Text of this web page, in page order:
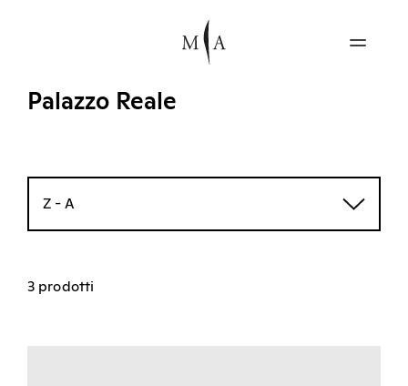
Palazzo Reale
Z - A
3 prodotti